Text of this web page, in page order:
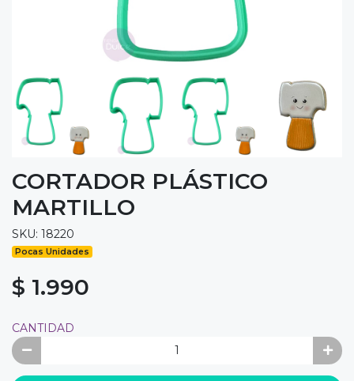
CORTADOR PLÁSTICO
MARTILLO
SKU: 18220
Pocas Unidades
$ 1.990
CANTIDAD